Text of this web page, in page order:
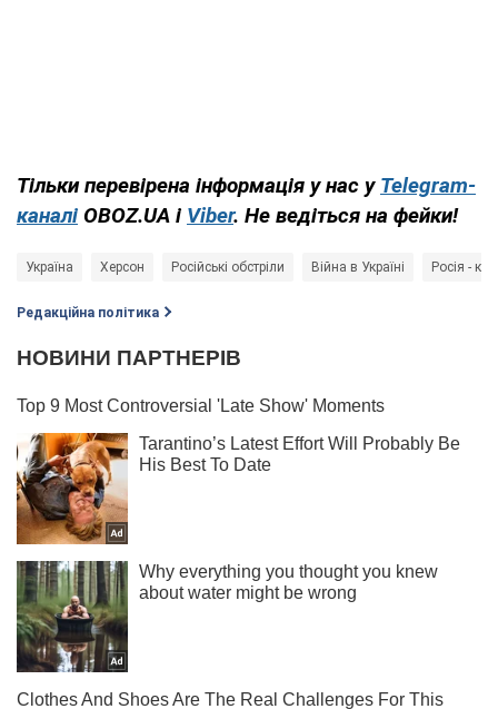
Тільки перевірена інформація у нас у Telegram-
каналі OBOZ.UA і Viber. Не ведіться на фейки!
Україна Херсон Російські обстріли Війна в Україні Росія -
Редакційна політика